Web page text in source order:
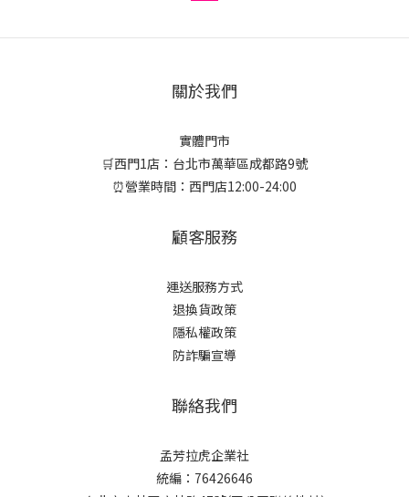
關於我們
實體門市
🛒西門1店：台北市萬華區成都路9號
⏰營業時間：西門店12:00-24:00
顧客服務
運送服務方式
退換貨政策
隱私權政策
防詐騙宣導
聯絡我們
孟芳拉虎企業社
統編：76426646